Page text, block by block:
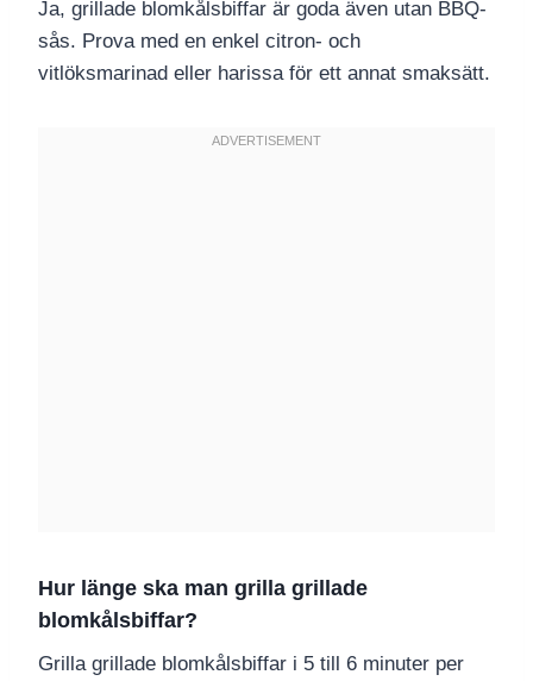
Ja, grillade blomkålsbiffar är goda även utan BBQ-
sås. Prova med en enkel citron- och
vitlöksmarinad eller harissa för ett annat smaksätt.
Hur länge ska man grilla grillade
blomkålsbiffar?
Grilla grillade blomkålsbiffar i 5 till 6 minuter per